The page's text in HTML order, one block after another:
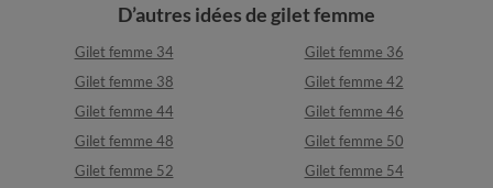
D’autres idées de gilet femme
Gilet femme 34
Gilet femme 36
Gilet femme 38
Gilet femme 42
Gilet femme 44
Gilet femme 46
Gilet femme 48
Gilet femme 50
Gilet femme 52
Gilet femme 54